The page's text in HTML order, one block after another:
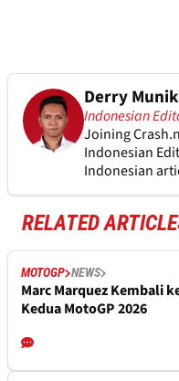
Derry
Indonesian
Joining
Indonesian
Indonesian
RELATED
MOTOGP NEWS
Marc Marquez Kembali
Kedua MotoGP 2026